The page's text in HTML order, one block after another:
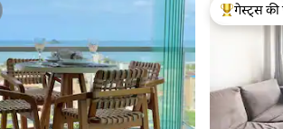
गेस्ट्स का
गेस्ट्स